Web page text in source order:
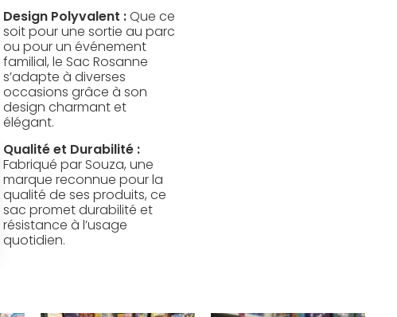
Design Polyvalent :Que ce
soit pour une sortie au parc
ou pour un événement
familial, le Sac Rosanne
s’adapte à diverses
occasions grâce à son
design charmant et
élégant.
Qualité et Durabilité :
Fabriqué par Souza, une
marque reconnue pour la
qualité de ses produits, ce
sac promet durabilité et
résistance à l’usage
quotidien.